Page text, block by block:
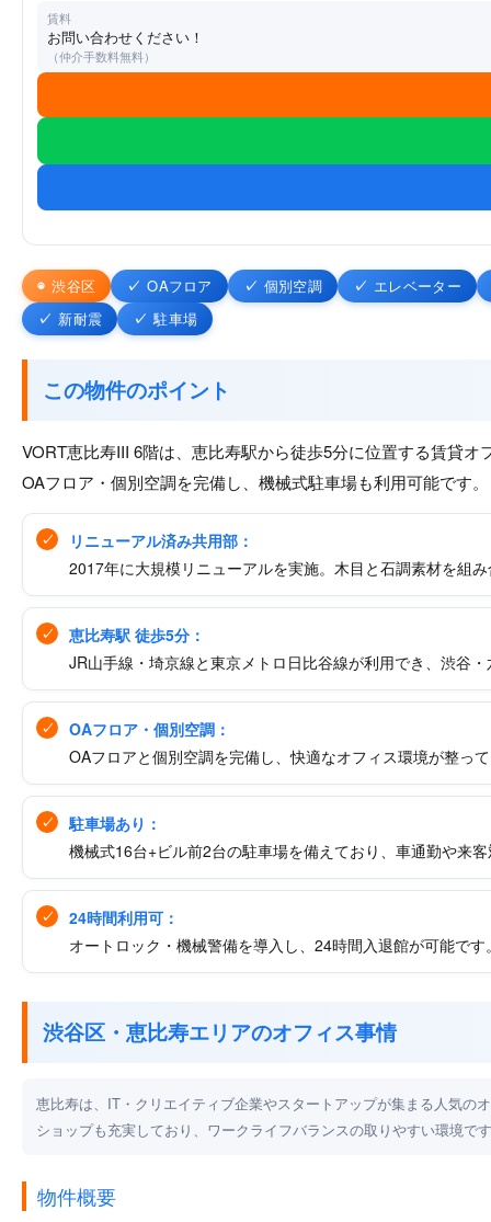
賃料
お問い合わせください！
（仲介手数料無料）
渋谷区 OAフロア 個別空調
エレベーター
新耐震
駐車場
この物件のポイント
VORT恵比寿III 6階は、恵比寿駅から徒歩5分に位置する賃貸
OAフロア・個別空調を完備し、機械式駐車場も利用可能です。
リニューアル済み共用部：
2017年に大規模リニューアルを実施。木目と石調素材を組
恵比寿駅 徒歩5分：
JR山手線・埼京線と東京メトロ日比谷線が利用でき、渋谷
OAフロア・個別空調：
OAフロアと個別空調を完備し、快適なオフィス環境が整っ
駐車場あり：
機械式16台+ビル前2台の駐車場を備えており、車通勤や来
24時間利用可：
オートロック・機械警備を導入し、24時間入退館が可能です
渋谷区・恵比寿エリアのオフィス事情
恵比寿は、IT・クリエイティブ企業やスタートアップが集まる人気の
ショップも充実しており、ワークライフバランスの取りやすい環境
物件概要